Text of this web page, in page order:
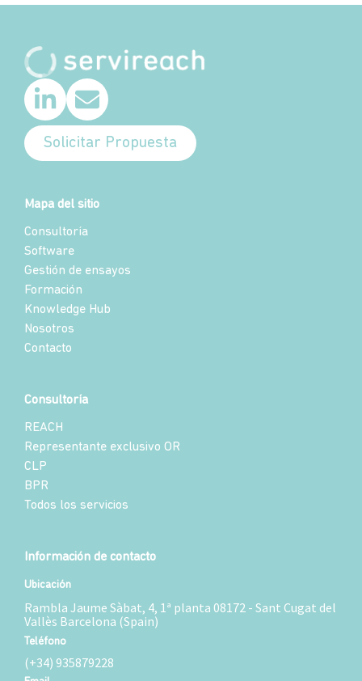
Solicitar Propuesta
Mapa del sitio
Consultoría
Software
Gestión de ensayos
Formación
Knowledge Hub
Nosotros
Contacto
Consultoría
REACH
Representante exclusivo OR
CLP
BPR
Todos los servicios
Información de contacto
Ubicación
Rambla Jaume Sàbat, 4, 1ª planta 08172 - Sant Cugat del
Vallès Barcelona (Spain)
Teléfono
(+34) 935879228